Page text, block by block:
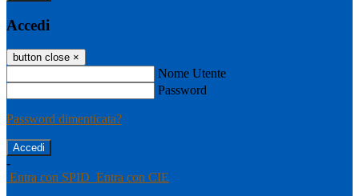
Accedi
button close ×
Nome Utente
Password
Password dimenticata?
-
Entra con SPID Entra con CIE